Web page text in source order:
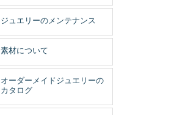
ジュエリーのメンテナンス
素材について
オーダーメイドジュエリーの
カタログ